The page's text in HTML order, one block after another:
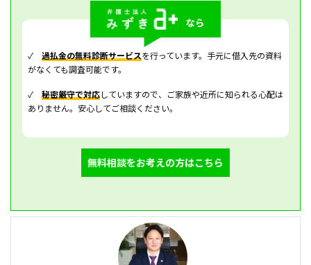
✓ 過払金の無料診断サービスを行っています。手元に借入先の資料
がなくても調査可能です。
✓ 秘密厳守で対応していますので、ご家族や近所に知られる心配は
ありません。安心してご相談ください。
無料相談をお考えの方はこちら